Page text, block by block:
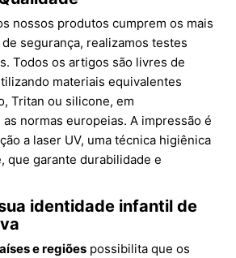
nossos produtos cumprem os mais
segurança, realizamos testes
Todos os artigos são livres de
materiais equivalentes
Tritan ou silicone, em
normas europeias. A impressão é
a laser UV, uma técnica higiênica
que garante durabilidade e
identidade infantil de
e regiões possibilita que os